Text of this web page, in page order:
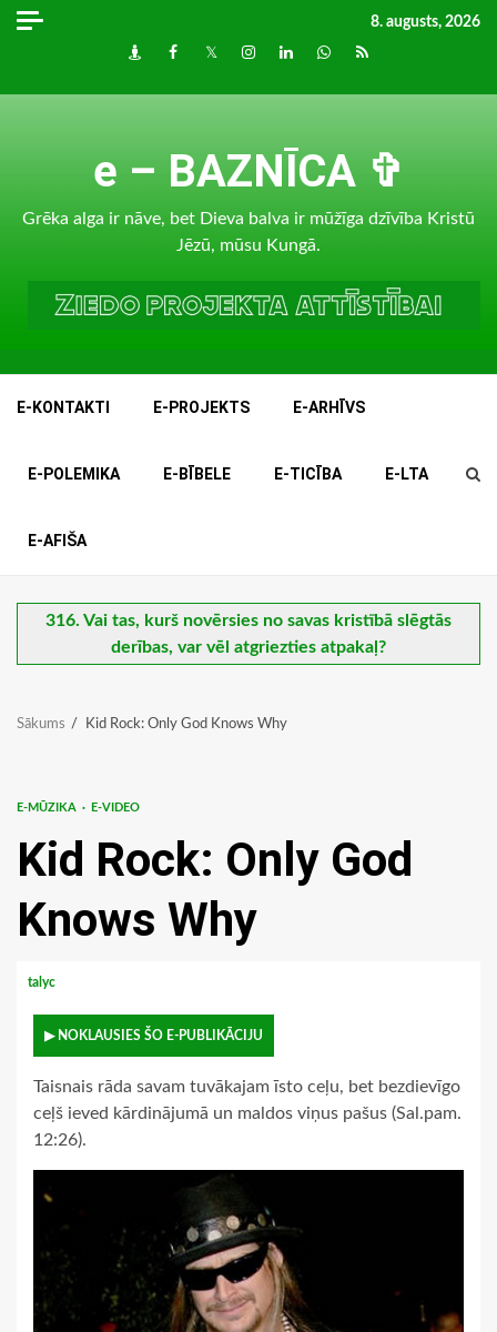
Skip
8. augusts, 2026
DraugiemFacebook
TwitterInstagram
LinkedInwhatsapp
RSS
e – BAZNĪCA ✞
Grēka alga ir nāve, bet Dieva balva ir mūžīga dzīvība Kristū
Jēzū, mūsu Kungā.
E-KONTAKTI E-PROJEKTS E-ARHĪVS
E-POLEMIKA E-BĪBELE E-TICĪBA E-LTA
E-AFIŠA
316. Vai tas, kurš novērsies no savas kristībā slēgtās
derības, var vēl atgriezties atpakaļ?
Sākums Kid Rock: Only God Knows Why
E-MŪZIKA E-VIDEO
Kid Rock: Only God
Knows Why
talyc
▶ NOKLAUSIES ŠO E-PUBLIKĀCIJU
Taisnais rāda savam tuvākajam īsto ceļu, bet bezdievīgo
ceļš ieved kārdinājumā un maldos viņus pašus (Sal.pam.
12:26).